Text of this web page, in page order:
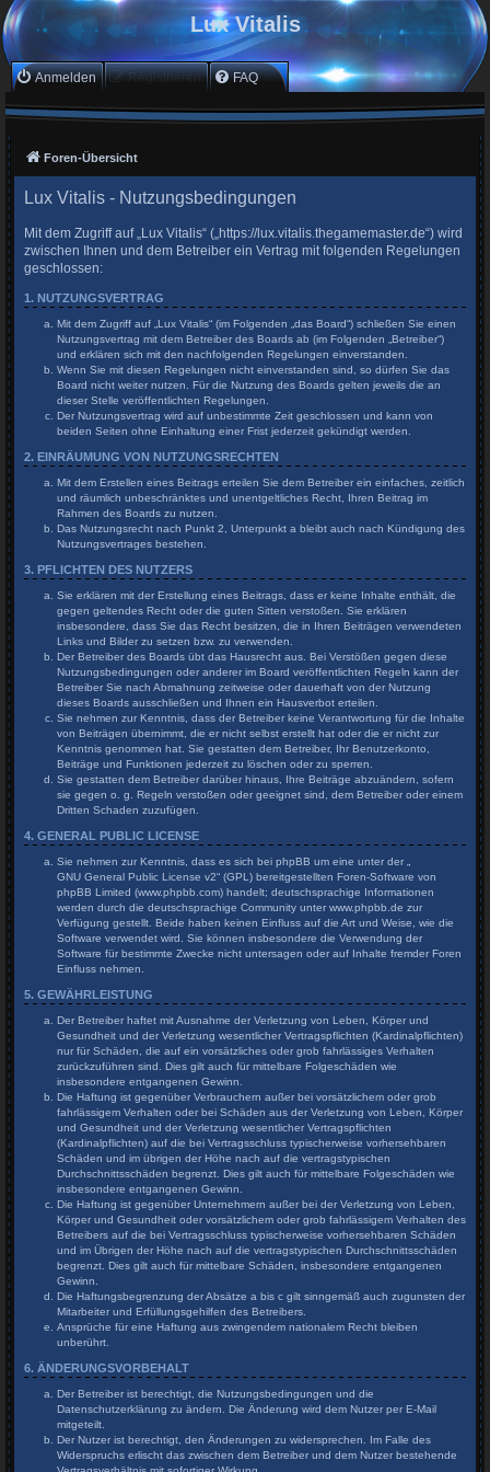
Lux Vitalis
Anmelden Registrieren FAQ
Foren-Übersicht
Lux Vitalis - Nutzungsbedingungen
Mit dem Zugriff auf „Lux Vitalis“ („https://lux.vitalis.thegamemaster.de“) wird
zwischen Ihnen und dem Betreiber ein Vertrag mit folgenden Regelungen
geschlossen:
1. NUTZUNGSVERTRAG
Mit dem Zugriff auf „Lux Vitalis“ (im Folgenden „das Board“) schließen Sie einen
Nutzungsvertrag mit dem Betreiber des Boards ab (im Folgenden „Betreiber“)
und erklären sich mit den nachfolgenden Regelungen einverstanden.
Wenn Sie mit diesen Regelungen nicht einverstanden sind, so dürfen Sie das
Board nicht weiter nutzen. Für die Nutzung des Boards gelten jeweils die an
dieser Stelle veröffentlichten Regelungen.
Der Nutzungsvertrag wird auf unbestimmte Zeit geschlossen und kann von
beiden Seiten ohne Einhaltung einer Frist jederzeit gekündigt werden.
2. EINRÄUMUNG VON NUTZUNGSRECHTEN
Mit dem Erstellen eines Beitrags erteilen Sie dem Betreiber ein einfaches, zeitlich
und räumlich unbeschränktes und unentgeltliches Recht, Ihren Beitrag im
Rahmen des Boards zu nutzen.
Das Nutzungsrecht nach Punkt 2, Unterpunkt a bleibt auch nach Kündigung des
Nutzungsvertrages bestehen.
3. PFLICHTEN DES NUTZERS
Sie erklären mit der Erstellung eines Beitrags, dass er keine Inhalte enthält, die
gegen geltendes Recht oder die guten Sitten verstoßen. Sie erklären
insbesondere, dass Sie das Recht besitzen, die in Ihren Beiträgen verwendeten
Links und Bilder zu setzen bzw. zu verwenden.
Der Betreiber des Boards übt das Hausrecht aus. Bei Verstößen gegen diese
Nutzungsbedingungen oder anderer im Board veröffentlichten Regeln kann der
Betreiber Sie nach Abmahnung zeitweise oder dauerhaft von der Nutzung
dieses Boards ausschließen und Ihnen ein Hausverbot erteilen.
Sie nehmen zur Kenntnis, dass der Betreiber keine Verantwortung für die Inhalte
von Beiträgen übernimmt, die er nicht selbst erstellt hat oder die er nicht zur
Kenntnis genommen hat. Sie gestatten dem Betreiber, Ihr Benutzerkonto,
Beiträge und Funktionen jederzeit zu löschen oder zu sperren.
Sie gestatten dem Betreiber darüber hinaus, Ihre Beiträge abzuändern, sofern
sie gegen o. g. Regeln verstoßen oder geeignet sind, dem Betreiber oder einem
Dritten Schaden zuzufügen.
4. GENERAL PUBLIC LICENSE
Sie nehmen zur Kenntnis, dass es sich bei phpBB um eine unter der „
GNU General Public License v2“ (GPL) bereitgestellten Foren-Software von
phpBB Limited (www.phpbb.com) handelt; deutschsprachige Informationen
werden durch die deutschsprachige Community unter www.phpbb.de zur
Verfügung gestellt. Beide haben keinen Einfluss auf die Art und Weise, wie die
Software verwendet wird. Sie können insbesondere die Verwendung der
Software für bestimmte Zwecke nicht untersagen oder auf Inhalte fremder Foren
Einfluss nehmen.
5. GEWÄHRLEISTUNG
Der Betreiber haftet mit Ausnahme der Verletzung von Leben, Körper und
Gesundheit und der Verletzung wesentlicher Vertragspflichten (Kardinalpflichten)
nur für Schäden, die auf ein vorsätzliches oder grob fahrlässiges Verhalten
zurückzuführen sind. Dies gilt auch für mittelbare Folgeschäden wie
insbesondere entgangenen Gewinn.
Die Haftung ist gegenüber Verbrauchern außer bei vorsätzlichem oder grob
fahrlässigem Verhalten oder bei Schäden aus der Verletzung von Leben, Körper
und Gesundheit und der Verletzung wesentlicher Vertragspflichten
(Kardinalpflichten) auf die bei Vertragsschluss typischerweise vorhersehbaren
Schäden und im übrigen der Höhe nach auf die vertragstypischen
Durchschnittsschäden begrenzt. Dies gilt auch für mittelbare Folgeschäden wie
insbesondere entgangenen Gewinn.
Die Haftung ist gegenüber Unternehmern außer bei der Verletzung von Leben,
Körper und Gesundheit oder vorsätzlichem oder grob fahrlässigem Verhalten des
Betreibers auf die bei Vertragsschluss typischerweise vorhersehbaren Schäden
und im Übrigen der Höhe nach auf die vertragstypischen Durchschnittsschäden
begrenzt. Dies gilt auch für mittelbare Schäden, insbesondere entgangenen
Gewinn.
Die Haftungsbegrenzung der Absätze a bis c gilt sinngemäß auch zugunsten der
Mitarbeiter und Erfüllungsgehilfen des Betreibers.
Ansprüche für eine Haftung aus zwingendem nationalem Recht bleiben
unberührt.
6. ÄNDERUNGSVORBEHALT
Der Betreiber ist berechtigt, die Nutzungsbedingungen und die
Datenschutzerklärung zu ändern. Die Änderung wird dem Nutzer per E-Mail
mitgeteilt.
Der Nutzer ist berechtigt, den Änderungen zu widersprechen. Im Falle des
Widerspruchs erlischt das zwischen dem Betreiber und dem Nutzer bestehende